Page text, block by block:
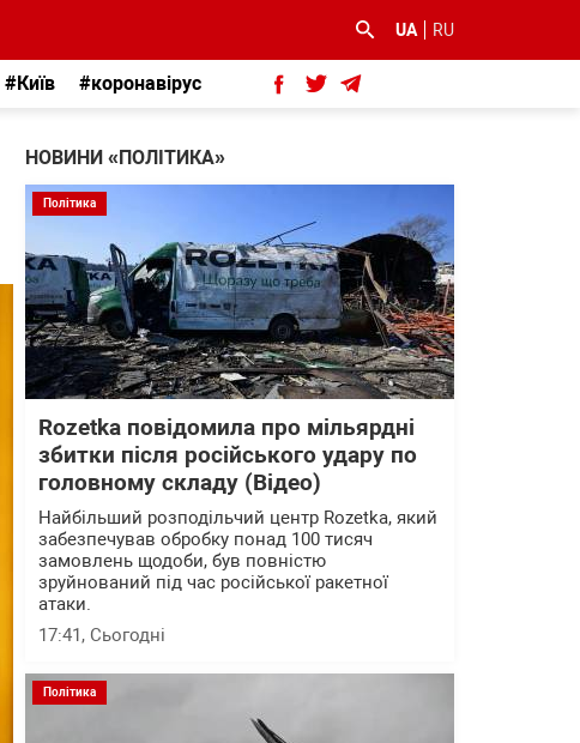
UA RU
#Київ #коронавірус
НОВИНИ «ПОЛІТИКА»
Політика
Rozetka повідомила про мільярдні
збитки після російського удару по
головному складу (Відео)
Найбільший розподільчий центр Rozetka, який
забезпечував обробку понад 100 тисяч
замовлень щодоби, був повністю
зруйнований під час російської ракетної
атаки.
17:41, Сьогодні
Політика